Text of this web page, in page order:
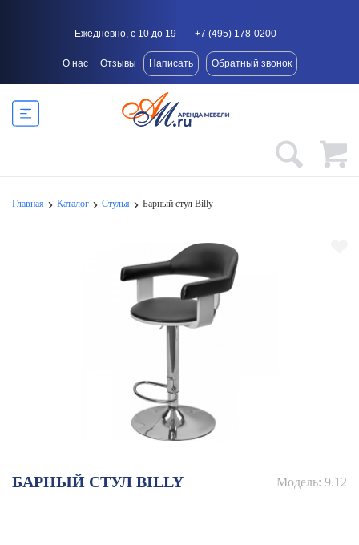
Ежедневно, с 10 до 19 +7 (495) 178-0200
О нас Отзывы Написать Обратный звонок
Главная Каталог Стулья Барный стул Billy
Модель: 9.12
БАРНЫЙ СТУЛ BILLY